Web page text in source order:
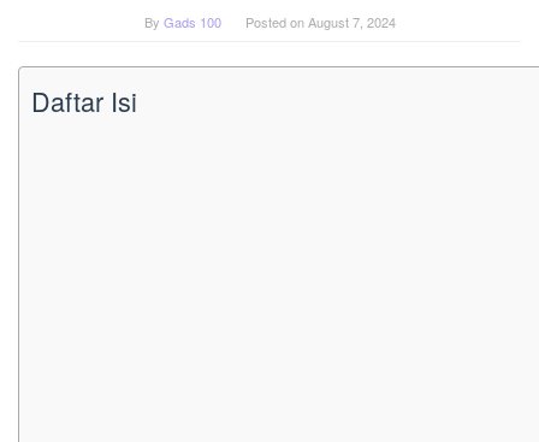
By Gads 100 Posted onAugust 7, 2024
Daftar Isi